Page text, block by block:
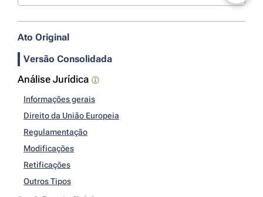
Ato Original
Versão Consolidada
Análise Jurídica
Informações gerais
Direito da União Europeia
Regulamentação
Modificações
Retificações
Outros Tipos